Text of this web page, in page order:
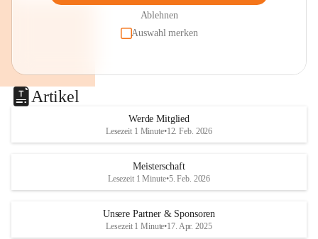
Ablehnen
Auswahl merken
Artikel
Werde Mitglied
Lesezeit 1 Minute•12. Feb. 2026
Meisterschaft
Lesezeit 1 Minute•5. Feb. 2026
Unsere Partner & Sponsoren
Lesezeit 1 Minute•17. Apr. 2025